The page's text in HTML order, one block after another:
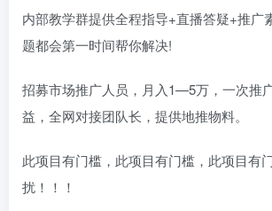
内部教学群提供全程指导+直播答疑+推广
题都会第一时间帮你解决!
招募市场推广人员，月入1—5万，一次推
益，全网对接团队长，提供地推物料。
此项目有门槛，此项目有门槛，此项目有
扰！！！